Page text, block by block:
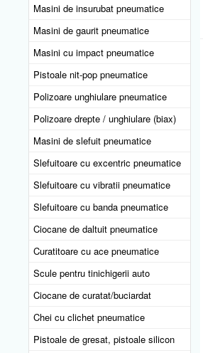
Masini de insurubat pneumatice
Masini de gaurit pneumatice
Masini cu impact pneumatice
Pistoale nit-pop pneumatice
Polizoare unghiulare pneumatice
Polizoare drepte / unghiulare (biax)
Masini de slefuit pneumatice
Slefuitoare cu excentric pneumatice
Slefuitoare cu vibratii pneumatice
Slefuitoare cu banda pneumatice
Ciocane de daltuit pneumatice
Curatitoare cu ace pneumatice
Scule pentru tinichigerii auto
Ciocane de curatat/buciardat
Chei cu clichet pneumatice
Pistoale de gresat, pistoale silicon